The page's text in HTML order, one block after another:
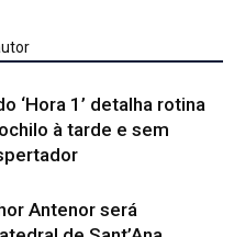
‘Hora 1’ detalha rotina
à tarde e sem
Antenor será